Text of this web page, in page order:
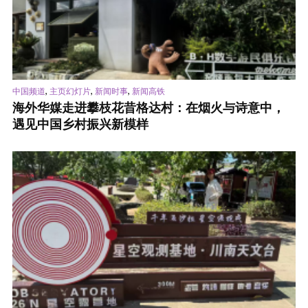
中国频道, 主页幻灯片, 新闻时事, 新闻高铁
海外华媒走进攀枝花昔格达村：在烟火与诗意中，
遇见中国乡村振兴新模样